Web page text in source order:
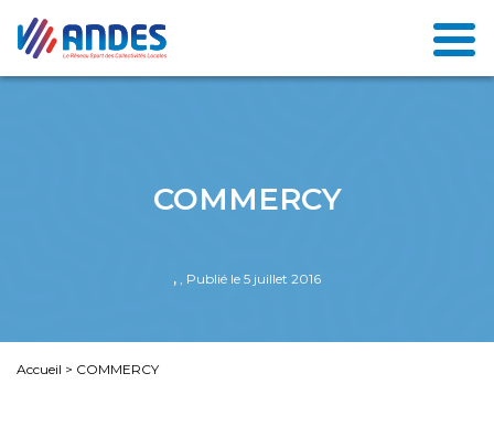
COMMERCY
, , Publié le 5 juillet 2016
Accueil > COMMERCY